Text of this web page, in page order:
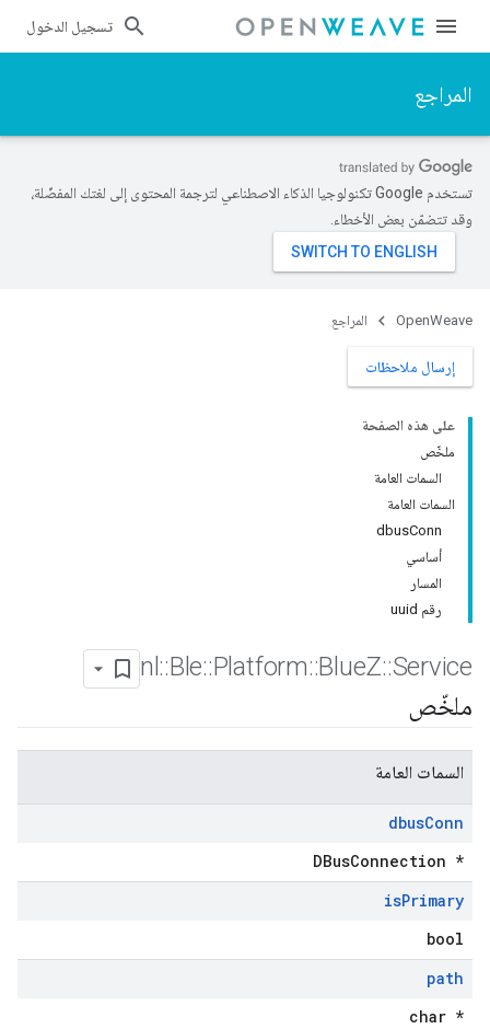
تسجيل الدخول
المراجع
تستخدم Google تكنولوجيا الذكاء الاصطناعي لترجمة المحتوى إلى لغتك المفضّلة،
وقد تتضمّن بعض الأخطاء.
OpenWeave المراجع
إرسال ملاحظات
على هذه الصفحة
ملخّص
السمات العامة
السمات العامة
dbusConn
أساسي
المسار
رقم uuid
nl ::Ble::Platform::BlueZ::Service
ملخّص
السمات العامة
dbusConn
DBusConnection *
isPrimary
bool
path
char *